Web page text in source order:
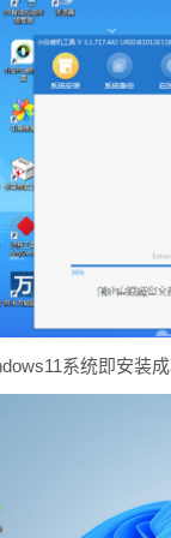
系统即安装